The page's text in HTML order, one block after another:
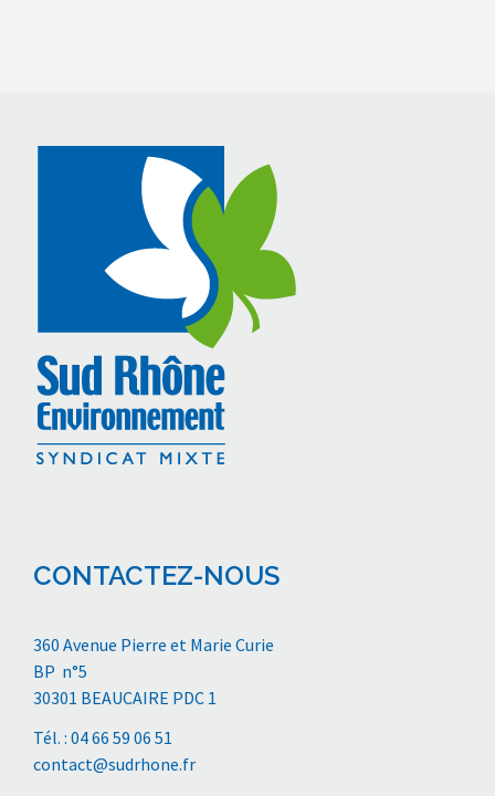
CONTACTEZ-NOUS
360 Avenue Pierre et Marie Curie
BP n°5
30301 BEAUCAIRE PDC 1
Tél. : 04 66 59 06 51
contact@sudrhone.fr